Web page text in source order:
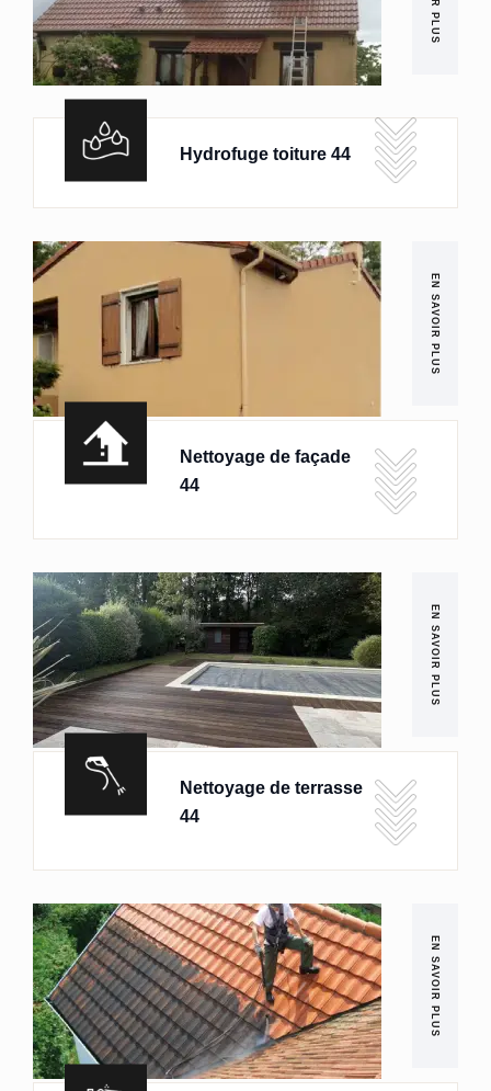
Hydrofuge toiture 44
EN SAVOIR PLUS
Nettoyage de façade
44
EN SAVOIR PLUS
Nettoyage de terrasse
44
EN SAVOIR PLUS